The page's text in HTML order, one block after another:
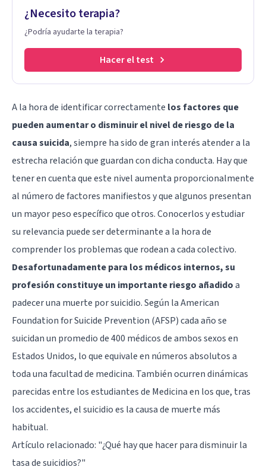
¿Necesito terapia?
¿Podría ayudarte la terapia?
Hacer el test
A la hora de identificar correctamente los factores que
pueden aumentar o disminuir el nivel de riesgo de la
causa suicida, siempre ha sido de gran interés atender a la
estrecha relación que guardan con dicha conducta. Hay que
tener en cuenta que este nivel aumenta proporcionalmente
al número de factores manifiestos y que algunos presentan
un mayor peso específico que otros. Conocerlos y estudiar
su relevancia puede ser determinante a la hora de
comprender los problemas que rodean a cada colectivo.
Desafortunadamente para los médicos internos, su
profesión constituye un importante riesgo añadidoa
padecer una muerte por suicidio. Según la American
Foundation for Suicide Prevention (AFSP) cada año se
suicidan un promedio de 400 médicos de ambos sexos en
Estados Unidos, lo que equivale en números absolutos a
toda una facultad de medicina. También ocurren dinámicas
parecidas entre los estudiantes de Medicina en los que, tras
los accidentes, el suicidio es la causa de muerte más
habitual.
Artículo relacionado: "¿Qué hay que hacer para disminuir la
tasa de suicidios?"